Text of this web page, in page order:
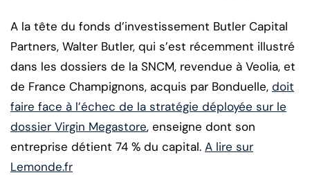
A la tête du fonds d’investissement Butler Capital
Partners, Walter Butler, qui s’est récemment illustré
dans les dossiers de la SNCM, revendue à Veolia, et
de France Champignons, acquis par Bonduelle, doit
faire face à l’échec de la stratégie déployée sur le
dossier Virgin Megastore, enseigne dont son
entreprise détient 74 % du capital. A lire sur
Lemonde.fr